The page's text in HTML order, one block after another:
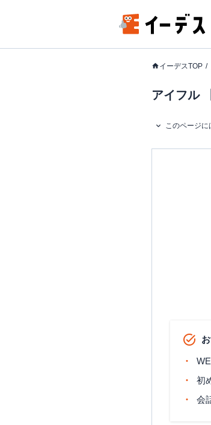
イーデスTOP
アイフル
このページ
初
会